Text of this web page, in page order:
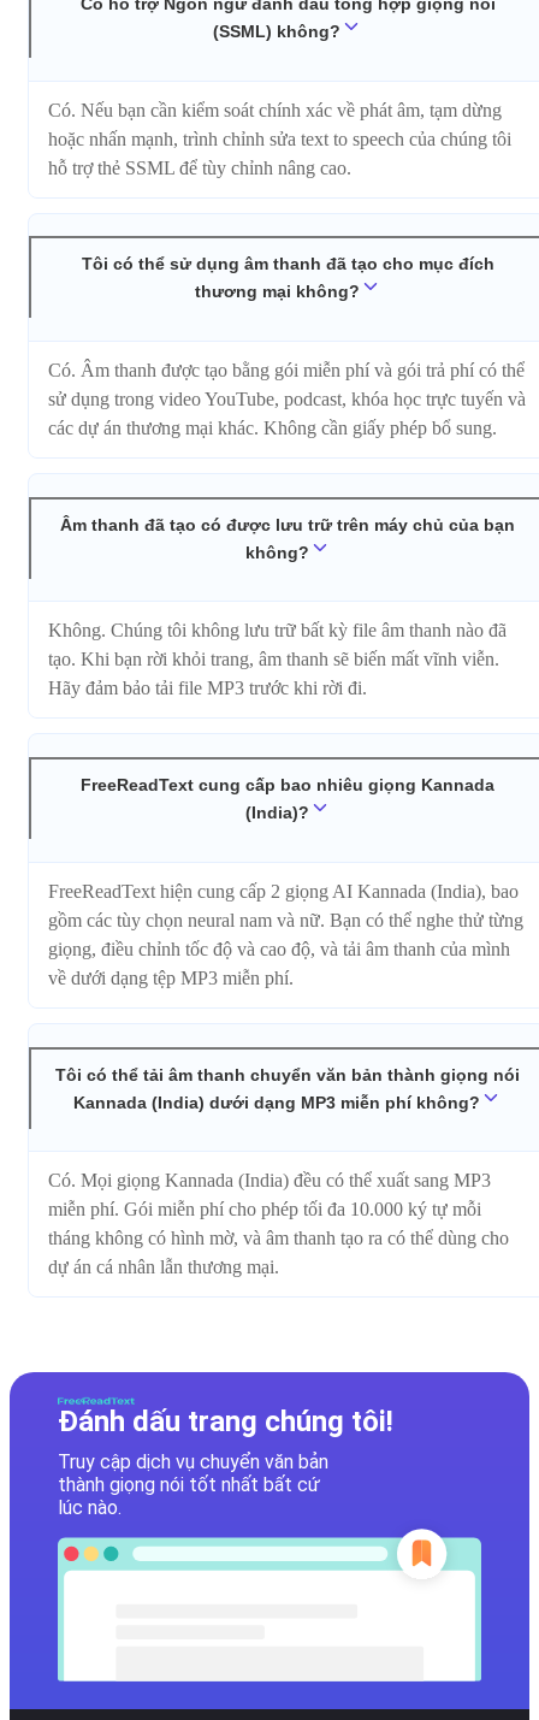
(SSML) không?
Có. Nếu bạn cần kiểm soát chính xác về phát âm, tạm dừng
hoặc nhấn mạnh, trình chỉnh sửa text to speech của chúng tôi
hỗ trợ thẻ SSML để tùy chỉnh nâng cao.
Tôi có thể sử dụng âm thanh đã tạo cho mục đích
thương mại không?
Có. Âm thanh được tạo bằng gói miễn phí và gói trả phí có thể
sử dụng trong video YouTube, podcast, khóa học trực tuyến và
các dự án thương mại khác. Không cần giấy phép bổ sung.
Âm thanh đã tạo có được lưu trữ trên máy chủ của bạn
không?
Không. Chúng tôi không lưu trữ bất kỳ file âm thanh nào đã
tạo. Khi bạn rời khỏi trang, âm thanh sẽ biến mất vĩnh viễn.
Hãy đảm bảo tải file MP3 trước khi rời đi.
FreeReadText cung cấp bao nhiêu giọng Kannada
(India)?
FreeReadText hiện cung cấp 2 giọng AI Kannada (India), bao
gồm các tùy chọn neural nam và nữ. Bạn có thể nghe thử từng
giọng, điều chỉnh tốc độ và cao độ, và tải âm thanh của mình
về dưới dạng tệp MP3 miễn phí.
Tôi có thể tải âm thanh chuyển văn bản thành giọng nói
Kannada (India) dưới dạng MP3 miễn phí không?
Có. Mọi giọng Kannada (India) đều có thể xuất sang MP3
miễn phí. Gói miễn phí cho phép tối đa 10.000 ký tự mỗi
tháng không có hình mờ, và âm thanh tạo ra có thể dùng cho
dự án cá nhân lẫn thương mại.
Đánh dấu trang chúng tôi!
Truy cập dịch vụ chuyển văn bản
thành giọng nói tốt nhất bất cứ
lúc nào.